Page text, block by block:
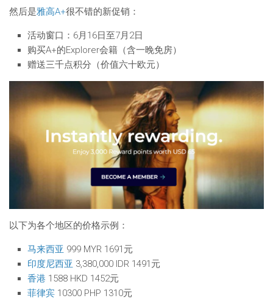
然后是雅高A+很不错的新促销：
活动窗口：6月16日至7月2日
购买A+的Explorer会籍（含一晚免房）
赠送三千点积分（价值六十欧元）
以下为各个地区的价格示例：
马来西亚 999 MYR 1691元
印度尼西亚 3,380,000 IDR 1491元
香港 1588 HKD 1452元
菲律宾 10300 PHP 1310元